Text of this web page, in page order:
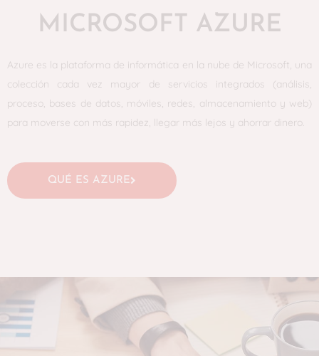
MICROSOFT AZURE
Azure es la plataforma de informática en la nube de Microsoft, una
colección cada vez mayor de servicios integrados (análisis,
proceso, bases de datos, móviles, redes, almacenamiento y web)
para moverse con más rapidez, llegar más lejos y ahorrar dinero.
QUÉ ES AZURE